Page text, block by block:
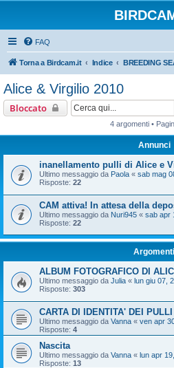
FAQ
Torna a Birdcam.it Indice
Alice & Virgilio 2010
Bloccato
4 argomenti •
Annunci
inanellamento pulli di Alice e
Ultimo messaggio da Paola « sab mag
Risposte: 22
CAM attiva! In attesa della
Ultimo messaggio da Nuri945 « sab apr
Risposte: 22
Argomenti
ALBUM FOTOGRAFICO DI
Ultimo messaggio da Julia « lun giu 07,
Risposte: 303
CARTA DI IDENTITA' DEI
Ultimo messaggio da Vanna « ven apr
Risposte: 4
Nascita
Ultimo messaggio da Vanna « lun apr
Risposte: 13